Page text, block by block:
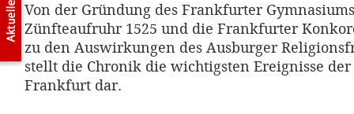
Von der Gründung des Frankfurter
Zünfteaufruhr 1525 und die Frankfurter
zu den Auswirkungen des Ausburger
stellt die Chronik die wichtigsten Ereignisse
Frankfurt dar.